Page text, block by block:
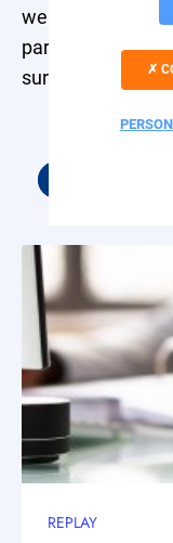
webinars animés
parfois la
sur des
REPLAY